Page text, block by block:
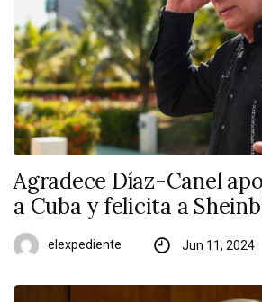
Agradece Díaz-Canel
a Cuba y felicita a
elexpediente Jun 11, 2024